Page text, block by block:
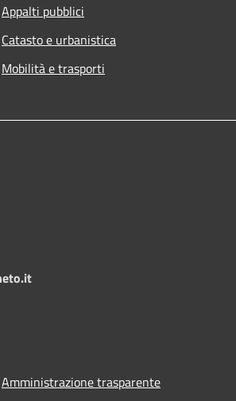
Appalti pubblici
Catasto e urbanistica
Mobilità e trasporti
Amministrazione trasparente